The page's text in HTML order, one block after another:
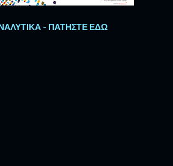
- ΠΑΤΗΣΤΕ ΕΔΩ